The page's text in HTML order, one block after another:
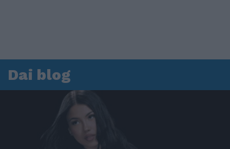
Dai blog